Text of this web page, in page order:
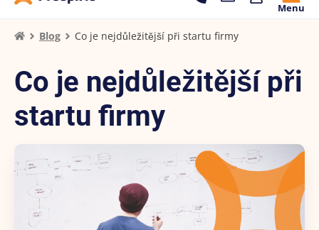
Menu
Blog Co je nejdůležitější při startu firmy
Co je nejdůležitější při
startu firmy